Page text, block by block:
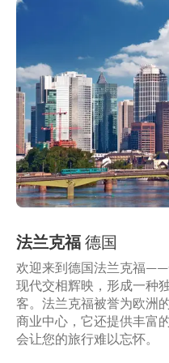
法兰克福德国
欢迎来到德国法兰克福
现代交相辉映，形成一种
客。法兰克福被誉为欧洲
商业中心，它还提供丰富
会让您的旅行难以忘怀。